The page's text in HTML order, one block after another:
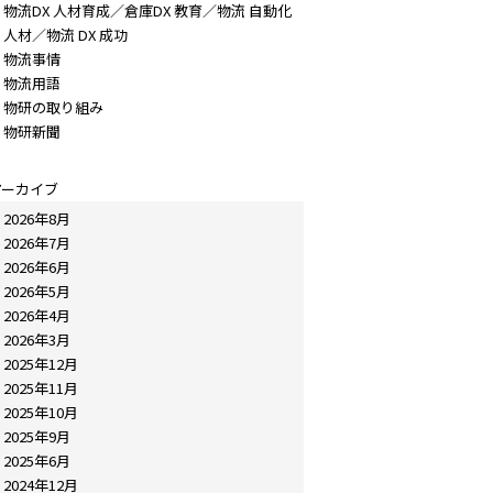
物流DX 人材育成／倉庫DX 教育／物流 自動化
人材／物流 DX 成功
物流事情
物流用語
物研の取り組み
物研新聞
カイブ
2026年8月
2026年7月
2026年6月
2026年5月
2026年4月
2026年3月
2025年12月
2025年11月
2025年10月
2025年9月
2025年6月
2024年12月